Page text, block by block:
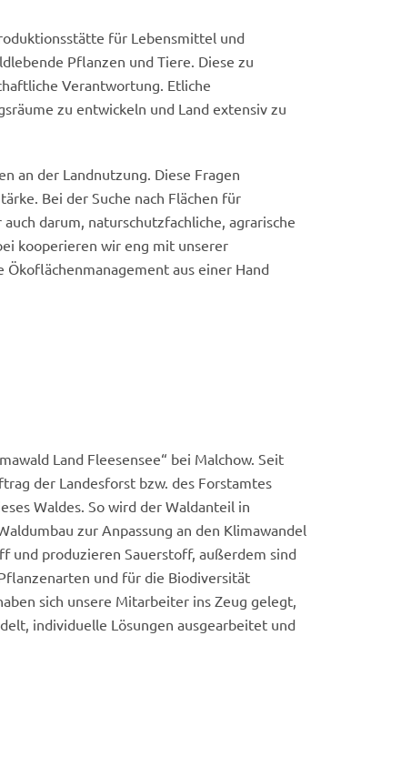
für Lebensmittel und
Pflanzen und Tiere. Diese zu
Verantwortung. Etliche
zu entwickeln und Land extensiv zu
an der Landnutzung. Diese Fragen
Bei der Suche nach Flächen für
darum, naturschutzfachliche, agrarische
kooperieren wir eng mit unserer
Ökoflächenmanagement aus einer Hand
Land Fleesensee“ bei Malchow. Seit
der Landesforst bzw. des Forstamtes
Waldes. So wird der Waldanteil in
zur Anpassung an den Klimawandel
und produzieren Sauerstoff, außerdem sind
und für die Biodiversität
sich unsere Mitarbeiter ins Zeug gelegt,
individuelle Lösungen ausgearbeitet und